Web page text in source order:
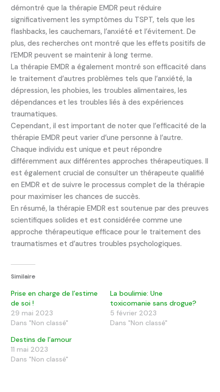
démontré que la thérapie EMDR peut réduire
significativement les symptômes du TSPT, tels que les
flashbacks, les cauchemars, l’anxiété et l’évitement. De
plus, des recherches ont montré que les effets positifs de
l’EMDR peuvent se maintenir à long terme.
La thérapie EMDR a également montré son efficacité dans
le traitement d’autres problèmes tels que l’anxiété, la
dépression, les phobies, les troubles alimentaires, les
dépendances et les troubles liés à des expériences
traumatiques.
Cependant, il est important de noter que l’efficacité de la
thérapie EMDR peut varier d’une personne à l’autre.
Chaque individu est unique et peut répondre
différemment aux différentes approches thérapeutiques. Il
est également crucial de consulter un thérapeute qualifié
en EMDR et de suivre le processus complet de la thérapie
pour maximiser les chances de succès.
En résumé, la thérapie EMDR est soutenue par des preuves
scientifiques solides et est considérée comme une
approche thérapeutique efficace pour le traitement des
traumatismes et d’autres troubles psychologiques.
Similaire
Prise en charge de l’estime
de soi !
29 mai 2023
Dans "Non classé"
La boulimie: Une
toxicomanie sans drogue?
5 février 2023
Dans "Non classé"
Destins de l’amour
11 mai 2023
Dans "Non classé"